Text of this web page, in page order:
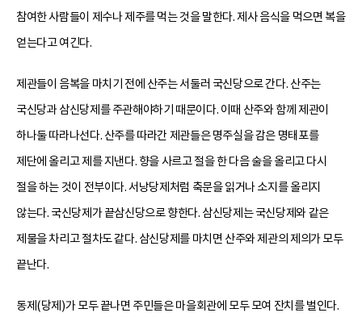
참여한 사람들이 제수나 제주를 먹는 것을 말한다. 제사 음식을 먹으면 복을
얻는다고 여긴다.
제관들이 음복을 마치기 전에 산주는 서둘러 국신당으로 간다. 산주는
국신당과 삼신당제를 주관해야하기 때문이다. 이때 산주와 함께 제관이
하나둘 따라나선다. 산주를 따라간 제관들은 명주실을 감은 명태포를
제단에 올리고 제를 지낸다. 향을 사르고 절을 한 다음 술을 올리고 다시
절을 하는 것이 전부이다. 서낭당제처럼 축문을 읽거나 소지를 올리지
않는다. 국신당제가 끝삼신당으로 향한다. 삼신당제는 국신당제와 같은
제물을 차리고 절차도 같다. 삼신당제를 마치면 산주와 제관의 제의가 모두
끝난다.
동제(당제)가 모두 끝나면 주민들은 마을회관에 모두 모여 잔치를 벌인다.